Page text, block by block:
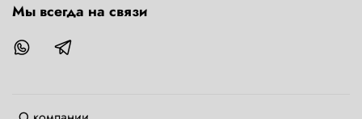
Мы всегда на связи